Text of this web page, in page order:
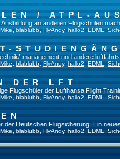
/ ATPL-
an anderen Flugschulen
blablubb FlyAndy, hallo2 EDML
management und andere
blablubb FlyAndy, hallo2 EDML
DER LFT
Flugschüler der Lufthansa Flight
blablubb FlyAndy, hallo2 EDML
der Deutschen Flugsicherung. Ein
blablubb FlyAndy, hallo2 EDML